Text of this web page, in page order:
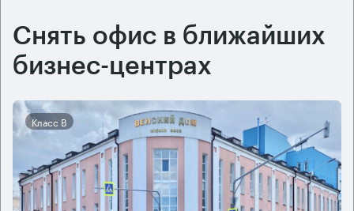
Снять офис в ближайших
бизнес-центрах
Класс B